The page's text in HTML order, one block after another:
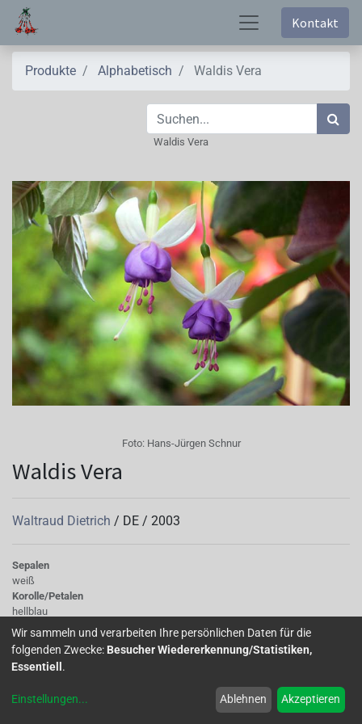
Kontakt
Produkte Alphabetisch Waldis Vera
Waldis Vera
Foto: Hans-Jürgen Schnur
Waldis Vera
Waltraud Dietrich / DE / 2003
Sepalen
weiß
Korolle/Petalen
hellblau
Knospe/Blüte
gefüllt, mittelgross
Wuchs
stehend
Wir sammeln und verarbeiten Ihre persönlichen Daten für die
folgenden Zwecke: Besucher Wiedererkennung/Statistiken,
Essentiell .
Einstellungen... Ablehnen Akzeptieren